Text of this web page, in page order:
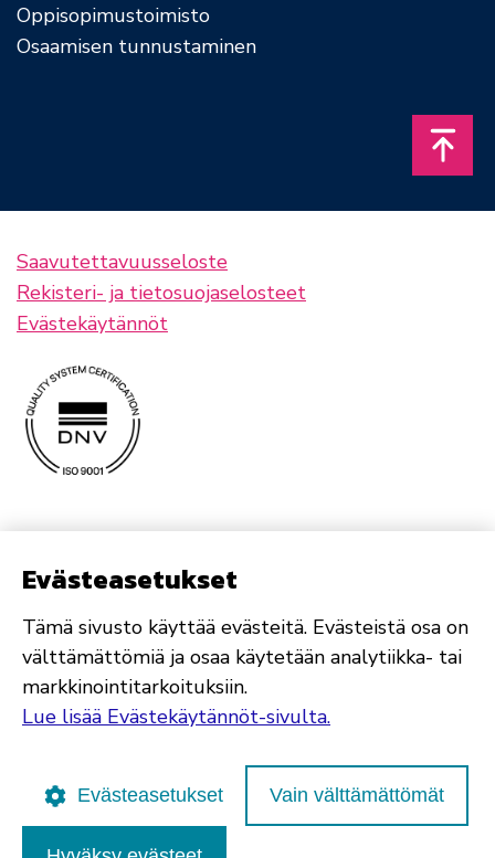
Oppisopimustoimisto
Osaamisen tunnustaminen
Saavutettavuusseloste
Rekisteri- ja tietosuojaselosteet
Evästekäytännöt
Evästeasetukset
Tämä sivusto käyttää evästeitä. Evästeistä osa on
välttämättömiä ja osaa käytetään analytiikka- tai
markkinointitarkoituksiin.
Lue lisää Evästekäytännöt-sivulta.
Evästeasetukset Vain välttämättömät